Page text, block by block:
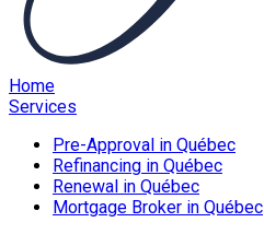
Home
Services
Pre-Approval in Québec
Refinancing in Québec
Renewal in Québec
Mortgage Broker in Québec